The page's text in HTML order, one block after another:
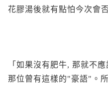
花膠湯後就有點怕今次會
「如果沒有肥牛, 那就不
那位曾有這樣的"豪語"。